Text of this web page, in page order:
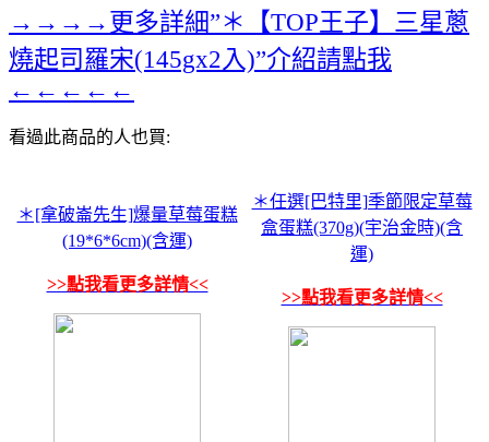
→→→→更多詳細”＊【TOP王子】三星蔥
燒起司羅宋(145gx2入)”介紹請點我
←←←←←
看過此商品的人也買:
＊[拿破崙先生]爆量草莓蛋糕
(19*6*6cm)(含運)
>>點我看更多詳情<<
＊任選[巴特里]季節限定草莓
盒蛋糕(370g)(宇治金時)(含
運)
>>點我看更多詳情<<